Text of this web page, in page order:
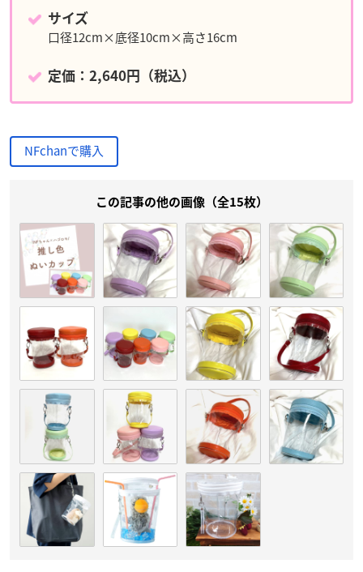
サイズ
口径12cm×底径10cm×高さ16cm
定価：2,640円（税込）
NFchanで購入
この記事の他の画像（全15枚）